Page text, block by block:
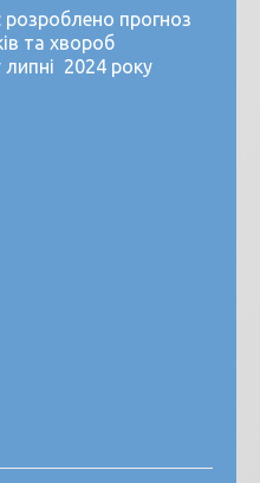
розроблено прогноз
та хвороб
липні 2024 року